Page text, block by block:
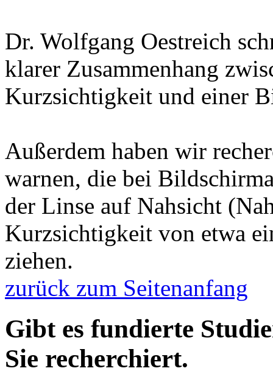
Dr. Wolfgang Oestreich
klarer Zusammenhang
Kurzsichtigkeit und einer
Außerdem haben wir
warnen, die bei
der Linse auf Nahsicht
Kurzsichtigkeit von etwa
ziehen.
zurück zum Seitenanfang
Gibt es fundierte
Sie recherchiert.